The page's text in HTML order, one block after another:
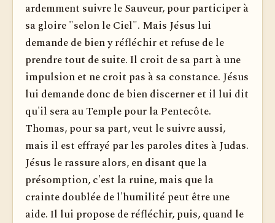
ardemment suivre le Sauveur, pour participer à
sa gloire "selon le Ciel". Mais Jésus lui
demande de bien y réfléchir et refuse de le
prendre tout de suite. Il croit de sa part à une
impulsion et ne croit pas à sa constance. Jésus
lui demande donc de bien discerner et il lui dit
qu'il sera au Temple pour la Pentecôte.
Thomas, pour sa part, veut le suivre aussi,
mais il est effrayé par les paroles dites à Judas.
Jésus le rassure alors, en disant que la
présomption, c'est la ruine, mais que la
crainte doublée de l'humilité peut être une
aide. Il lui propose de réfléchir, puis, quand le